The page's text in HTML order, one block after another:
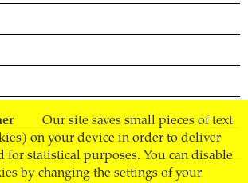
Our site saves small pieces of text
on your device in order to deliver
for statistical purposes. You can disable
by changing the settings of your